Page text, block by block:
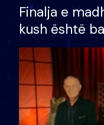
Finalja e
kush është
shtëpinë
të fituar